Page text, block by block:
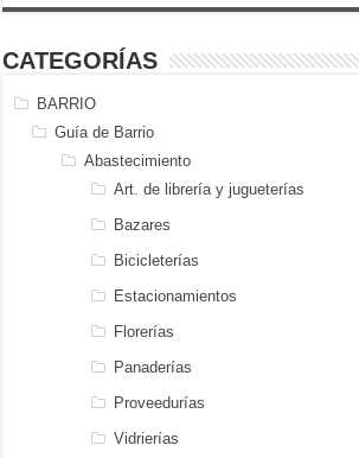
CATEGORÍAS
BARRIO
Guía de Barrio
Abastecimiento
Art. de librería y jugueterías
Bazares
Bicicleterías
Estacionamientos
Florerías
Panaderías
Proveedurías
Vidrierías